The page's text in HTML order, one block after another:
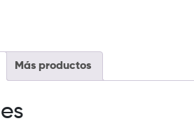
Más productos